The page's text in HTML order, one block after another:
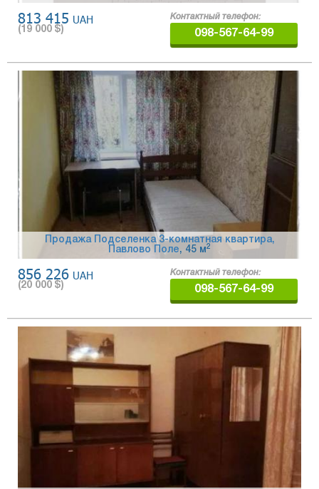
813 415 UAH
(19 000 $)
Контактный телефон:
098-567-64-99
Продажа Подселенка 3-комнатная квартира,
Павлово Поле, 45 м2
856 226 UAH
(20 000 $)
Контактный телефон:
098-567-64-99